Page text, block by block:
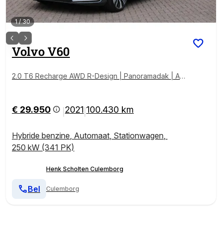
1/30
VolvoV60
2.0 T6 Recharge AWD R-Design | Panoramadak | Ad
p | Stoelverwarming | Stuurwielverwarming
€ 29.950 2021 100.430 km
Hybride benzine, Automaat, Stationwagen,
250 kW (341 PK)
Henk Scholten Culemborg
Culemborg
Bel